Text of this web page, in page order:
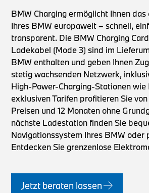
BMW Charging ermöglicht Ihnen
Ihres BMW europaweit – schnell,
transparent. Die BMW Charging
Ladekabel (Mode 3) sind im
BMW enthalten und geben Ihnen
stetig wachsenden Netzwerk,
High-Power-Charging-Stationen wie
exklusiven Tarifen profitieren Sie
Preisen und 12 Monaten ohne
nächste Ladestation finden Sie
Navigationssystem Ihres BMW oder
Entdecken Sie grenzenlose
Jetzt beraten lassen